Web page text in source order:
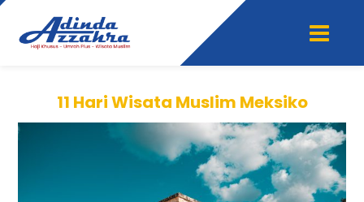
11 Hari Wisata Muslim Meksiko